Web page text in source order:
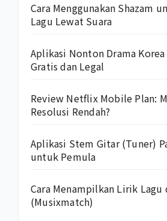
Cara Menggunakan Shazam
Lagu Lewat Suara
Aplikasi Nonton Drama
Gratis dan Legal
Review Netflix Mobile Plan:
Resolusi Rendah?
Aplikasi Stem Gitar (Tuner)
untuk Pemula
Cara Menampilkan Lirik Lagu
(Musixmatch)